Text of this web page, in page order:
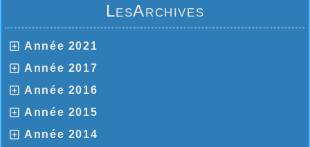
LesArchives
Année 2021
Année 2017
Année 2016
Année 2015
Année 2014